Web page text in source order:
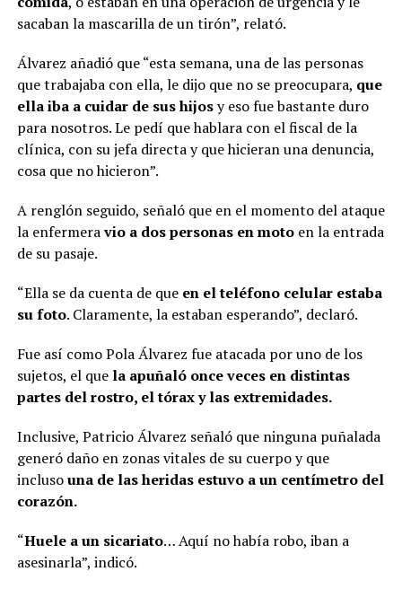
sacaban la mascarilla de un tirón”, relató.
Álvarez añadió que “esta semana, una de las personas
que trabajaba con ella, le dijo que no se preocupara, que
ella iba a cuidar de sus hijosy eso fue bastante duro
para nosotros. Le pedí que hablara con el fiscal de la
clínica, con su jefa directa y que hicieran una denuncia,
cosa que no hicieron”.
A renglón seguido, señaló que en el momento del ataque
la enfermeravio a dos personas en motoen la entrada
de su pasaje.
“Ella se da cuenta de que en el teléfono celular estaba
su foto. Claramente, la estaban esperando”, declaró.
Fue así como Pola Álvarez fue atacada por uno de los
sujetos, el quela apuñaló once veces en distintas
partes del rostro, el tórax y las extremidades.
Inclusive, Patricio Álvarez señaló que ninguna puñalada
generó daño en zonas vitales de su cuerpo y que
inclusouna de las heridas estuvo a un centímetro del
corazón.
“Huele a un sicariato… Aquí no había robo, iban a
asesinarla”, indicó.